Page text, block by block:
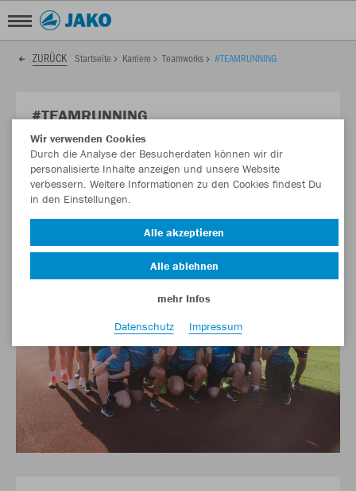
ZURÜCK Startseite Karriere Teamworks #TEAMRUNNING
#TEAMRUNNING
🏃‍♂️🏃‍♀️ Teamspirit und Ausdauer – JAKO Team Running beim
Firmenlauf
Wir verwenden Cookies
Durch die Analyse der Besucherdaten können wir dir
personalisierte Inhalte anzeigen und unsere Website
verbessern. Weitere Informationen zu den Cookies findest Du
in den Einstellungen.
Alle akzeptieren
Alle ablehnen
mehr Infos
Datenschutz
Impressum